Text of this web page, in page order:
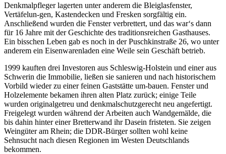
Denkmalpfleger lagerten unter anderem die Bleiglasfenster,
Vertäfelun-gen, Kastendecken und Fresken sorgfältig ein.
Anschließend wurden die Fenster verbrettert, und das war‘s dann
für 16 Jahre mit der Geschichte des traditionsreichen Gasthauses.
Ein bisschen Leben gab es noch in der Puschkinstraße 26, wo unter
anderem ein Eisenwarenladen eine Weile sein Geschäft betrieb.
1999 kauften drei Investoren aus Schleswig-Holstein und einer aus
Schwerin die Immobilie, ließen sie sanieren und nach historischem
Vorbild wieder zu einer feinen Gaststätte um-bauen. Fenster und
Holzelemente bekamen ihren alten Platz zurück; einige Teile
wurden originalgetreu und denkmalschutzgerecht neu angefertigt.
Freigelegt wurden während der Arbeiten auch Wandgemälde, die
bis dahin hinter einer Bretterwand ihr Dasein fristeten. Sie zeigen
Weingüter am Rhein; die DDR-Bürger sollten wohl keine
Sehnsucht nach diesen Regionen im Westen Deutschlands
bekommen.